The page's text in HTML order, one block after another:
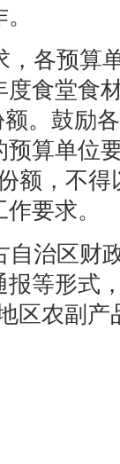
，各预算
食堂食
。鼓励
算单位
额，不
要求。
自治区财
等形式
区农副